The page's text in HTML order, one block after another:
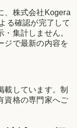
、株式会社Kogera
る確認が完了して
集計しません。
ジで最新の内容を
載しています。制
資格の専門家へご